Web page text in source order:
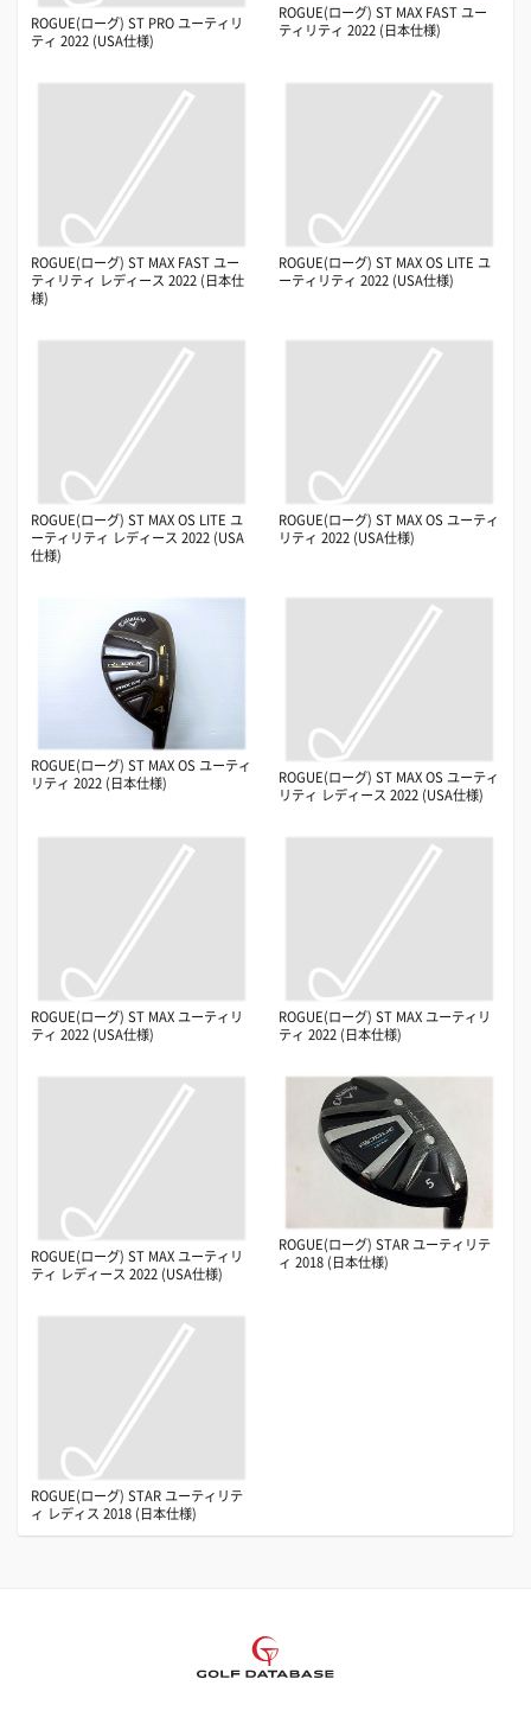
ROGUE(ローグ) ST PRO ユーティリ
ティ 2022 (USA仕様)
ROGUE(ローグ) ST MAX FAST ユー
ティリティ 2022 (日本仕様)
ROGUE(ローグ) ST MAX FAST ユー
ティリティ レディース 2022 (日本仕
様)
ROGUE(ローグ) ST MAX OS LITE ユ
ーティリティ 2022 (USA仕様)
ROGUE(ローグ) ST MAX OS LITE ユ
ーティリティ レディース 2022 (USA
仕様)
ROGUE(ローグ) ST MAX OS ユーティ
リティ 2022 (USA仕様)
ROGUE(ローグ) ST MAX OS ユーティ
リティ 2022 (日本仕様)
ROGUE(ローグ) ST MAX OS ユーティ
リティ レディース 2022 (USA仕様)
ROGUE(ローグ) ST MAX ユーティリ
ティ 2022 (USA仕様)
ROGUE(ローグ) ST MAX ユーティリ
ティ 2022 (日本仕様)
ROGUE(ローグ) ST MAX ユーティリ
ティ レディース 2022 (USA仕様)
ROGUE(ローグ) STAR ユーティリテ
ィ 2018 (日本仕様)
ROGUE(ローグ) STAR ユーティリテ
ィ レディス 2018 (日本仕様)